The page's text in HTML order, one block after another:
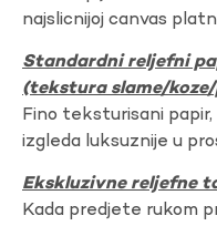
najslicnijoj canvas
Standardni reljefni
(tekstura slame/koze/
Fino teksturisani
izgleda luksuznije u
Ekskluzivne reljefne
Kada predjete rukom